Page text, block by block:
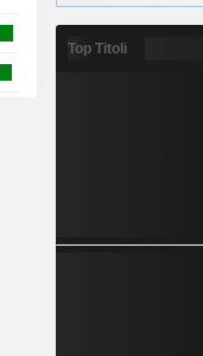
Top Titoli